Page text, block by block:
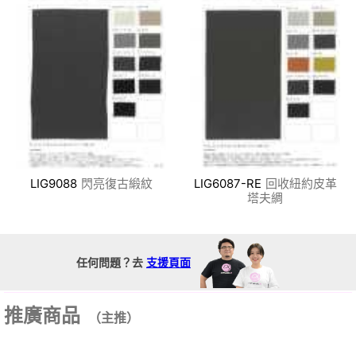
LIG9088 閃亮復古緞紋 LIG6087-RE 回收紐約皮革
塔夫綢
任何問題？去 支援頁面
推廣商品 （主推）